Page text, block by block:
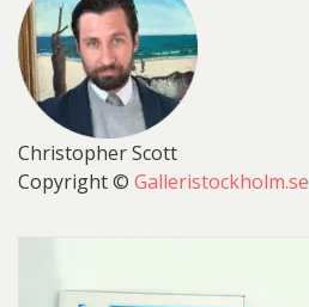
Christopher Scott
Copyright © Galleristockholm.se